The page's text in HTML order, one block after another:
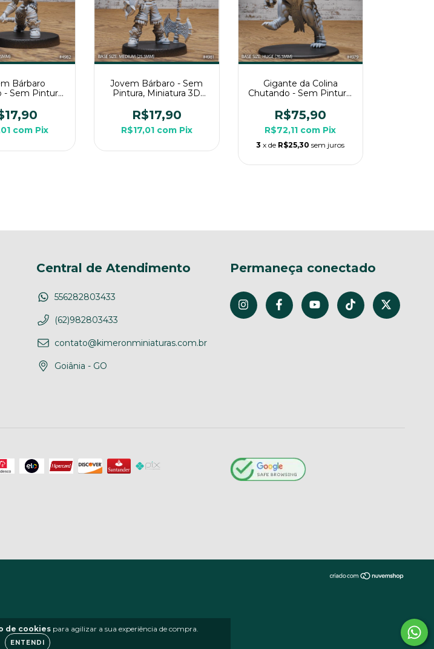
de cookiespara agilizar a sua experiência de compra.
ENTENDI
Bárbaro
- Sem Pintura,
de Mesa
com Pix
Jovem Bárbaro - Sem
Pintura, Miniatura 3D
Mesa
R$17,90
R$17,01 com Pix
Gigante da Colina
Chutando - Sem Pintura,
Para Rpg de Mesa
R$75,90
R$72,11 com Pix
3 x de R$25,30 sem juros
Central de Atendimento
556282803433
(62)982803433
contato@kimeronminiaturas.com.br
Goiânia - GO
Permaneça conectado